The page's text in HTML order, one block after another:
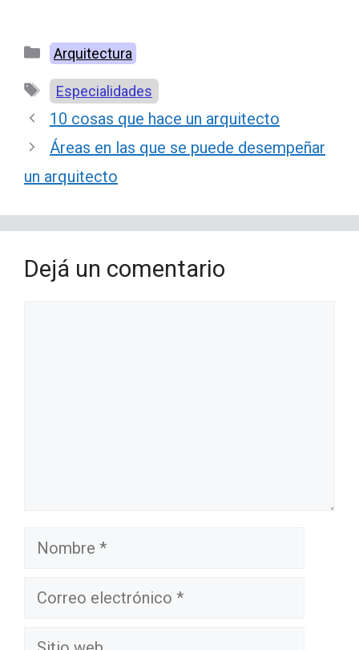
Categorías
Arquitectura
Etiquetas
Especialidades
10 cosas que hace un arquitecto
Áreas en las que se puede desempeñar
un arquitecto
Dejá un comentario
Nombre
Correo
Sitio